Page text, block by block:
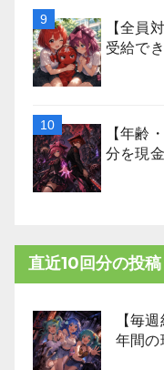
【全員
受給で
【年齢
分を現
直近10回分の投稿
【毎
年間の